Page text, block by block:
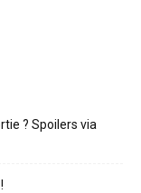
? Spoilers via